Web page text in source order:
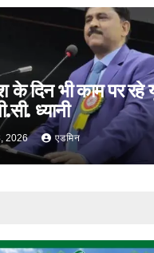
के दिन भी काम पर रहे
ध्यानी
2026 एडमिन